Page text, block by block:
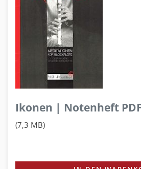
Ikonen | Notenheft
(7,3 MB)